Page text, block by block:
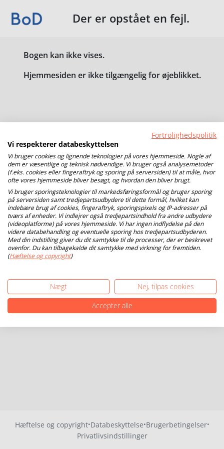
Der er opstået en fejl.
Bogen kan ikke vises.
Hjemmesiden er ikke tilgængelig for øjeblikket.
Hæftelse og copyright·Databeskyttelse·Brugerbetingelser·
Privatlivsindstillinger
Fortrolighedspolitik
Vi respekterer databeskyttelsen
Vi bruger cookies og lignende teknologier på vores hjemmeside. Nogle af
dem er væsentlige og teknisk nødvendige. Vi bruger også analysemetoder
(f.eks. cookies eller fingeraftryk og sporing på serversiden) til at måle, hvor
ofte vores hjemmeside bliver besøgt, og hvordan den bliver brugt.
Vi bruger sporingsteknologier til markedsføringsformål og bruger sporing
på serversiden samt tredjepartsudbydere til dette formål, hvilket kan
indebære brug af cookies, fingeraftryk, sporingspixels og IP-adresser på
tværs af enheder. Vi indlejrer også tredjepartsindhold fra andre udbydere
(videoplatforme) på vores hjemmeside. Vi har ingen indflydelse på den
videre databehandling og eventuelle sporing hos tredjepartsudbyderen.
Med din indstilling giver du dit samtykke til de processer, der er beskrevet
ovenfor. Du kan tilbagekalde dit samtykke med virkning for fremtiden.
(Hæftelse og copyright)
Nægt
Nej, tilpas cookies
Accepter alle